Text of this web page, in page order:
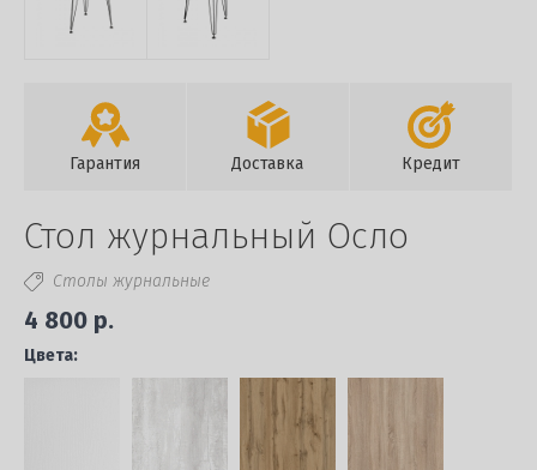
Гарантия Доставка Кредит
Стол журнальный Осло
Столы журнальные
4 800 р.
Цвета: